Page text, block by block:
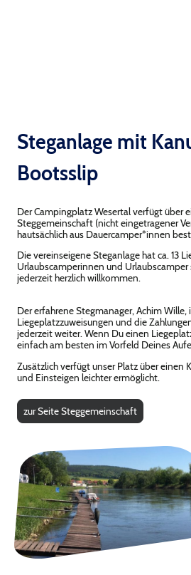
Steganlage mit
Bootsslip
Der Campingplatz Wesertal verfügt über
Steggemeinschaft (nicht eingetragener
hautsächlich aus Dauercamper*innen
Die vereinseigene Steganlage hat ca. 13
Urlaubscamperinnen und Urlaubscamper
jederzeit herzlich willkommen.
Der erfahrene Stegmanager, Achim Wille,
Liegeplatzzuweisungen und die
jederzeit weiter. Wenn Du einen
einfach am besten im Vorfeld Deines
Zusätzlich verfügt unser Platz über einen
und Einsteigen leichter ermöglicht.
zur Seite Steggemeinschaft